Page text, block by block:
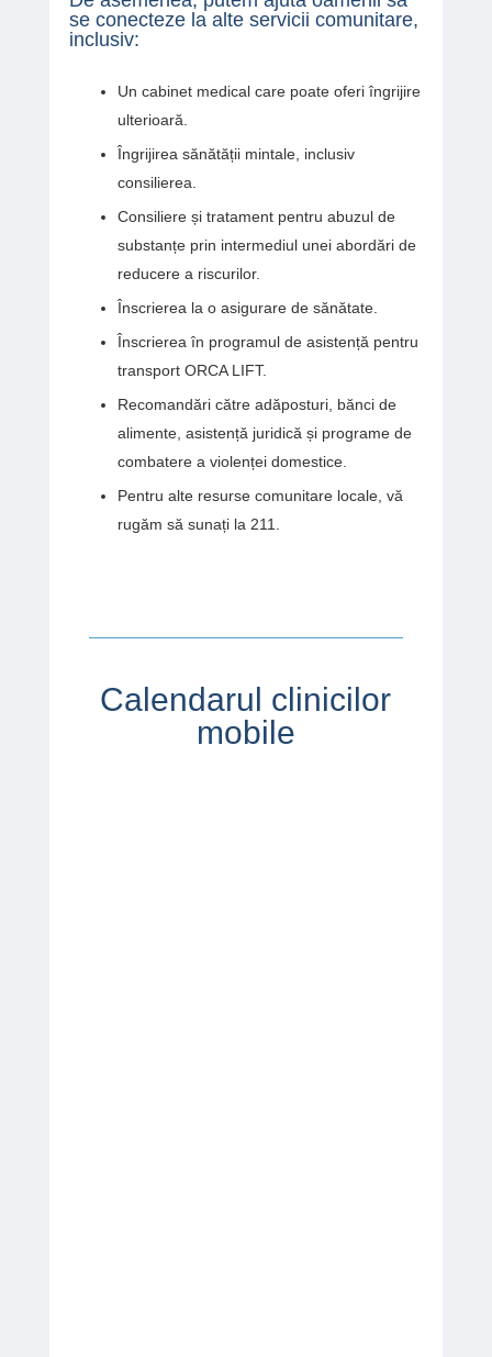
se conecteze la alte servicii comunitare,
inclusiv:
Un cabinet medical care poate oferi îngrijire
ulterioară.
Îngrijirea sănătății mintale, inclusiv
consilierea.
Consiliere și tratament pentru abuzul de
substanțe prin intermediul unei abordări de
reducere a riscurilor.
Înscrierea la o asigurare de sănătate.
Înscrierea în programul de asistență pentru
transport ORCA LIFT.
Recomandări către adăposturi, bănci de
alimente, asistență juridică și programe de
combatere a violenței domestice.
Pentru alte resurse comunitare locale, vă
rugăm să sunați la 211.
Calendarul clinicilor
mobile